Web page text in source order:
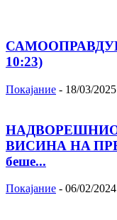
10:23)
Покајание - 18/03/2025
ВИСИНА HA
беше...
Покајание - 06/02/2024